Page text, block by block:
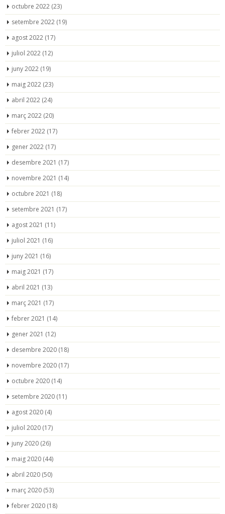
octubre 2022 (23)
setembre 2022 (19)
agost 2022 (17)
juliol 2022 (12)
juny 2022 (19)
maig 2022 (23)
abril 2022 (24)
març 2022 (20)
febrer 2022 (17)
gener 2022 (17)
desembre 2021 (17)
novembre 2021 (14)
octubre 2021 (18)
setembre 2021 (17)
agost 2021 (11)
juliol 2021 (16)
juny 2021 (16)
maig 2021 (17)
abril 2021 (13)
març 2021 (17)
febrer 2021 (14)
gener 2021 (12)
desembre 2020 (18)
novembre 2020 (17)
octubre 2020 (14)
setembre 2020 (11)
agost 2020 (4)
juliol 2020 (17)
juny 2020 (26)
maig 2020 (44)
abril 2020 (50)
març 2020 (53)
febrer 2020 (18)